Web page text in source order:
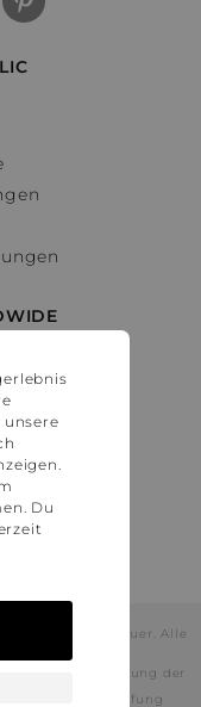
Mehrwertsteuer. Alle
durch die Nutzung der
voraussichtlich
vollständige Prüfung
unsere
Du